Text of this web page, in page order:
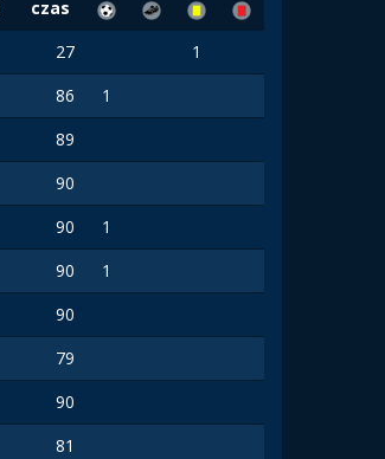
czas
27
1
86
1
89
90
90
1
90
1
90
79
90
81